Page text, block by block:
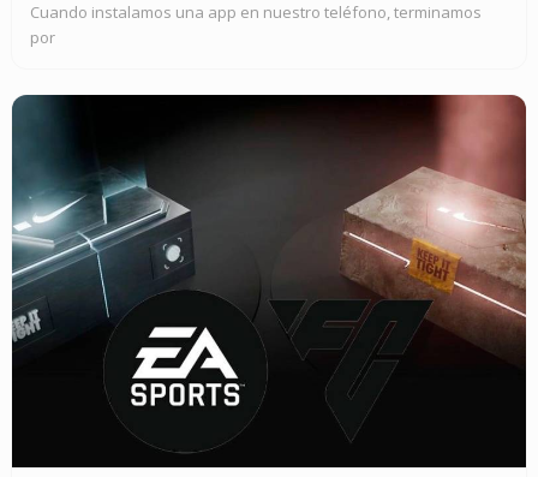
Cuando instalamos una app en nuestro teléfono, terminamos
por